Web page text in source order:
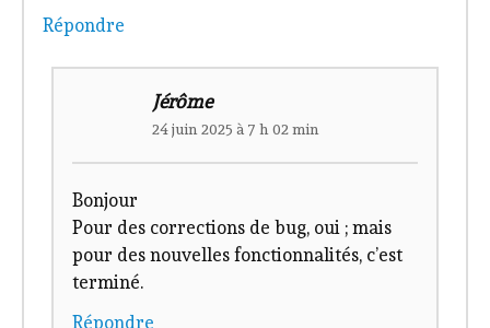
Sais-tu si la 965 bénéficiera encore longtemps
Merci pour ce que tu fais.
24 juin 2025 à 7 h 02 min
Bonjour